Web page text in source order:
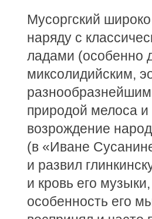
Мусоргский
наряду с
ладами (особенно
миксолидийским,
природой мелоса
возрождение
(в «Иване
и развил
и кровь его
особенность его